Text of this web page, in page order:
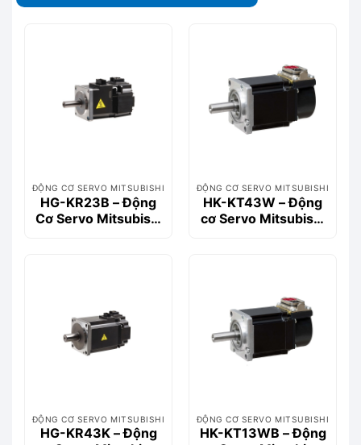
ĐỘNG CƠ SERVO MITSUBISHI
HG-KR23B – Động
Cơ Servo Mitsubishi
ĐỘNG CƠ SERVO MITSUBISHI
HK-KT43W – Động
cơ Servo Mitsubishi
ĐỘNG CƠ SERVO MITSUBISHI
HG-KR43K – Động
ĐỘNG CƠ SERVO MITSUBISHI
HK-KT13WB – Động